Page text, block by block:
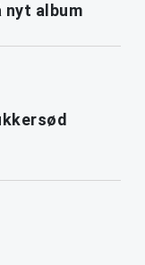
nyt album